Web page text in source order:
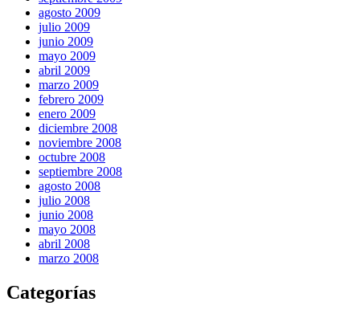
agosto 2009
julio 2009
junio 2009
mayo 2009
abril 2009
marzo 2009
febrero 2009
enero 2009
diciembre 2008
noviembre 2008
octubre 2008
septiembre 2008
agosto 2008
julio 2008
junio 2008
mayo 2008
abril 2008
marzo 2008
Categorías